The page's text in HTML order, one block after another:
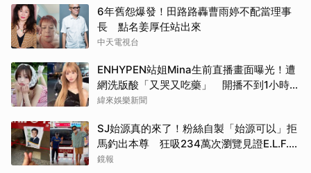
6年舊怨爆發！田路路轟曹雨婷不配當理事
長 點名姜厚任站出來
中天電視台
ENHYPEN站姐Mina生前直播畫面曝光！遭
網洗版酸「又哭又吃藥」 開播不到1小時自
縊
緯來娛樂新聞
SJ始源真的來了！粉絲自製「始源可以」拒
馬釣出本尊 狂吸234萬次瀏覽見證E.L.F.追
星成功
鏡報